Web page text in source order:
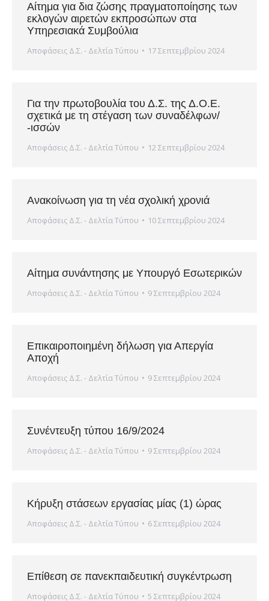
Αίτημα για δια ζώσης πραγματοποίησης των
εκλογών αιρετών εκπροσώπων στα
Υπηρεσιακά Συμβούλια
Αποφάσεις Δ.Σ. - Δελτία Τύπου 17 Σεπτεμβρίου 2024
Για την πρωτοβουλία του Δ.Σ. της Δ.Ο.Ε.
σχετικά με τη στέγαση των συναδέλφων/
-ισσών
Αποφάσεις Δ.Σ. - Δελτία Τύπου 12 Σεπτεμβρίου 2024
Ανακοίνωση για τη νέα σχολική χρονιά
Αποφάσεις Δ.Σ. - Δελτία Τύπου 10 Σεπτεμβρίου 2024
Αίτημα συνάντησης με Υπουργό Εσωτερικών
Αποφάσεις Δ.Σ. - Δελτία Τύπου 9 Σεπτεμβρίου 2024
Επικαιροποιημένη δήλωση για Απεργία
Αποχή
Αποφάσεις Δ.Σ. - Δελτία Τύπου 9 Σεπτεμβρίου 2024
Συνέντευξη τύπου 16/9/2024
Αποφάσεις Δ.Σ. - Δελτία Τύπου 9 Σεπτεμβρίου 2024
Κήρυξη στάσεων εργασίας μίας (1) ώρας
Αποφάσεις Δ.Σ. - Δελτία Τύπου 6 Σεπτεμβρίου 2024
Επίθεση σε πανεκπαιδευτική συγκέντρωση
Αποφάσεις Δ.Σ. - Δελτία Τύπου 5 Σεπτεμβρίου 2024